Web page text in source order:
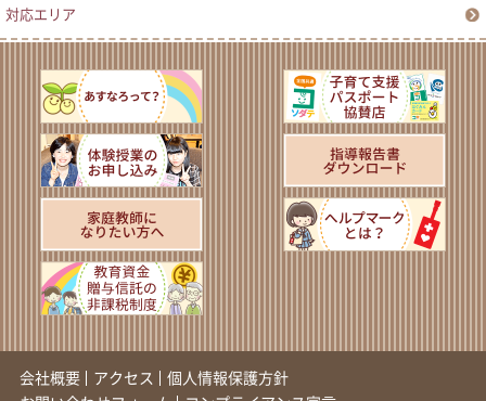
対応エリア
会社概要 アクセス
個人情報保護方針